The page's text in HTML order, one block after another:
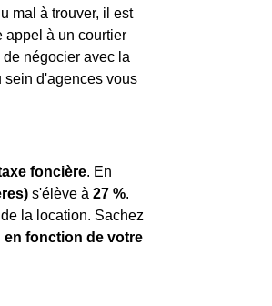
mal à trouver, il est
appel à un courtier
négocier avec la
sein d'agences vous
foncière. En
s'élève à 27 %.
la location. Sachez
en fonction de votre